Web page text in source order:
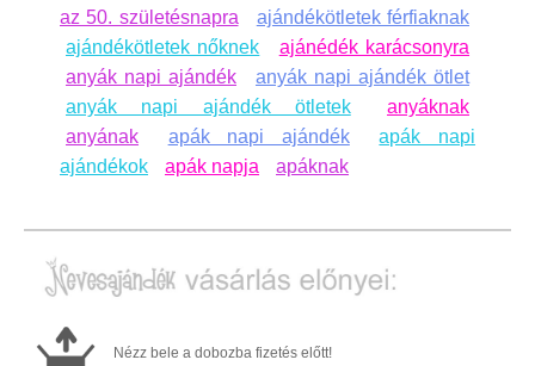
az 50. születésnapra
ajándékötletek férfiaknak
ajándékötletek nőknek
ajánédék karácsonyra
anyák napi ajándék
anyák napi ajándék ötlet
anyák napi ajándék ötletek
anyáknak
anyának
apák napi ajándék
apák napi
ajándékok
apák napja apáknak
Nézz bele a dobozba fizetés előtt!